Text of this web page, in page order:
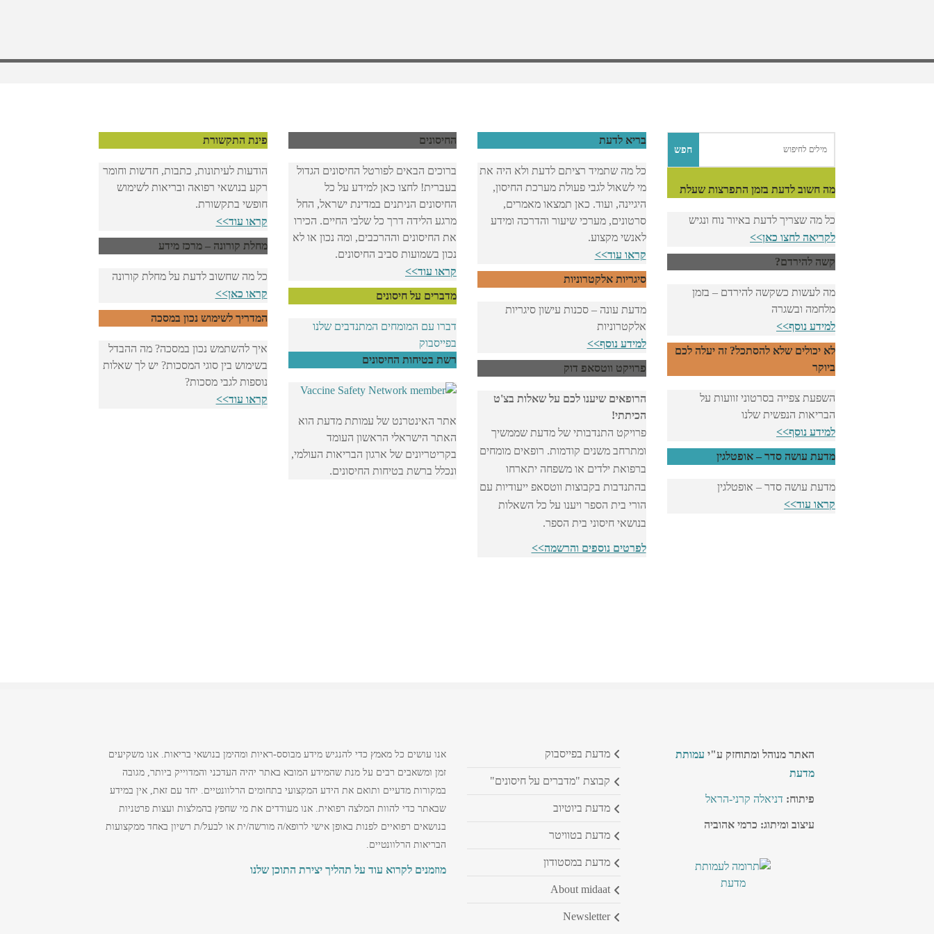
מה חשוב לדעת בזמן התפרצות שעלת
כל מה שצריך לדעת באיור נוח ונגיש
לקריאה לחצו כאן>>
קשה להירדם?
מה לעשות כשקשה להירדם – בזמן
מלחמה ובשגרה
למידע נוסף>>
לא יכולים שלא להסתכל? זה יעלה לכם
ביוקר
השפעת צפייה בסרטוני זוועות על
הבריאות הנפשית שלנו
למידע נוסף>>
מדעת עושה סדר – אופטלגין
מדעת עושה סדר – אופטלגין
קראו עוד>>
בריא לדעת
כל מה שתמיד רציתם לדעת ולא היה את
מי לשאול לגבי פעולת מערכת החיסון,
היגיינה, ועוד. כאן תמצאו מאמרים,
סרטונים, מערכי שיעור והדרכה ומידע
לאנשי מקצוע.
קראו עוד>>
סיגריות אלקטרוניות
מדעת עונה – סכנות עישון סיגריות
אלקטרוניות
למידע נוסף>>
פרויקט ווטסאפ דוק
הרופאים שיענו לכם על שאלות בצ'ט
הכיתתי!
פרויקט התנדבותי של מדעת שממשיך
ומתרחב משנים קודמות. רופאים מומחים
ברפואת ילדים או משפחה יתארחו
בהתנדבות בקבוצות ווטסאפ ייעודיות עם
הורי בית הספר ויענו על כל השאלות
בנושאי חיסוני בית הספר.
לפרטים נוספים והרשמה>>
החיסונים
ברוכים הבאים לפורטל החיסונים הגדול
בעברית! לחצו כאן למידע על כל
החיסונים הניתנים במדינת ישראל, החל
מרגע הלידה דרך כל שלבי החיים. הכירו
את החיסונים וההרכבים, ומה נכון או לא
נכון בשמועות סביב החיסונים.
קראו עוד>>
מדברים על חיסונים
דברו עם המומחים המתנדבים שלנו
בפייסבוק
רשת בטיחות החיסונים
אתר האינטרנט של עמותת מדעת הוא
האתר הישראלי הראשון העומד
בקריטריונים של ארגון הבריאות העולמי,
ונכלל ברשת בטיחות החיסונים.
פינת התקשורת
הודעות לעיתונות, כתבות, חדשות וחומר
רקע בנושאי רפואה ובריאות לשימוש
חופשי בתקשורת.
קראו עוד>>
מחלת קורונה – מרכז מידע
כל מה שחשוב לדעת על מחלת קורונה
קראו כאן>>
המדריך לשימוש נכון במסכה
איך להשתמש נכון במסכה? מה ההבדל
בשימוש בין סוגי המסכות? יש לך שאלות
נוספות לגבי מסכות?
קראו עוד>>
האתר מנוהל ומתוחזק ע"י עמותת
מדעת
פיתוח: דניאלה קרני-הראל
עיצוב ומיתוג: כרמי אהוביה
מדעת בפייסבוק
קבוצת "מדברים על חיסונים"
מדעת ביוטיוב
מדעת בטוויטר
מדעת במסטודון
about midaat
newsletter
אנו עושים כל מאמץ כדי להנגיש מידע מבוסס-ראיות ומהימן בנושאי בריאות. אנו משקיעים
זמן ומשאבים רבים על מנת שהמידע המובא באתר יהיה העדכני והמדוייק ביותר, מגובה
במקורות מדעיים ותואם את הידע המקצועי בתחומים הרלוונטיים. יחד עם זאת, אין במידע
שבאתר כדי להוות המלצה רפואית. אנו מעודדים את מי שחפץ בהמלצות ועצות פרטניות
בנושאים רפואיים לפנות באופן אישי לרופא/ה מורשה/ית או לבעל/ת רשיון באחד ממקצועות
הבריאות הרלוונטיים.
מוזמנים לקרוא עוד על תהליך יצירת התוכן שלנו